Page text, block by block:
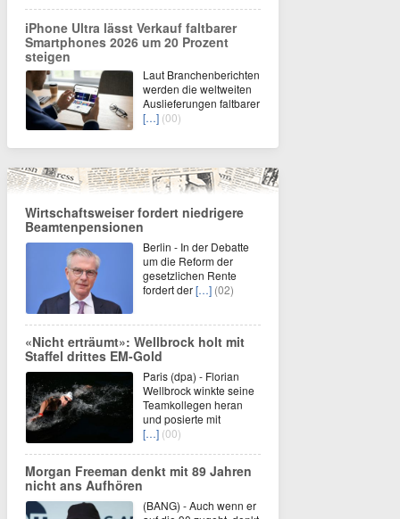
iPhone Ultra lässt Verkauf faltbarer
Smartphones 2026 um 20 Prozent
steigen
Laut Branchenberichten
werden die weltweiten
Auslieferungen faltbarer
[…] (00)
Wirtschaftsweiser fordert niedrigere
Beamtenpensionen
Berlin - In der Debatte
um die Reform der
gesetzlichen Rente
fordert der[…] (02)
«Nicht erträumt»: Wellbrock holt mit
Staffel drittes EM-Gold
Paris (dpa) - Florian
Wellbrock winkte seine
Teamkollegen heran
und posierte mit
[…] (00)
Morgan Freeman denkt mit 89 Jahren
nicht ans Aufhören
(BANG) - Auch wenn er